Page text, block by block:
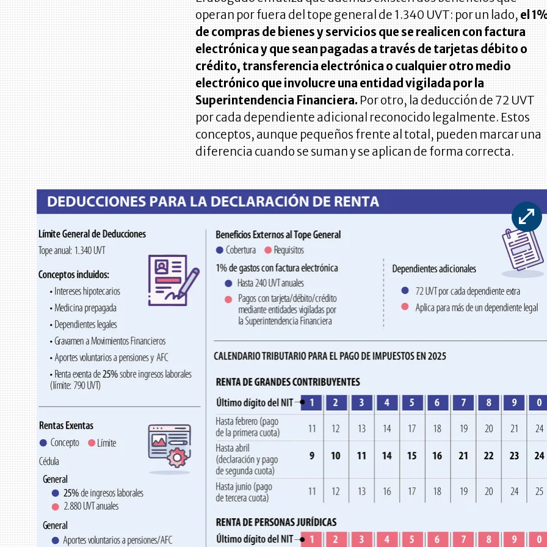
operan por fuera del tope general de 1.340 UVT: por un lado, el
de compras de bienes y servicios que se realicen con factura
electrónica y que sean pagadas a través de tarjetas débito o
crédito, transferencia electrónica o cualquier otro medio
electrónico que involucre una entidad vigilada por la
Superintendencia Financiera. Por otro, la deducción de 72 UVT
por cada dependiente adicional reconocido legalmente. Estos
conceptos, aunque pequeños frente al total, pueden marcar una
diferencia cuando se suman y se aplican de forma correcta.